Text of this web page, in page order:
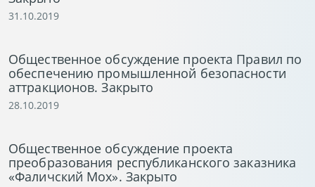
31.10.2019
Общественное обсуждение проекта Правил по
обеспечению промышленной безопасности
аттракционов. Закрыто
28.10.2019
Общественное обсуждение проекта
преобразования республиканского заказника
«Фаличский Мох». Закрыто